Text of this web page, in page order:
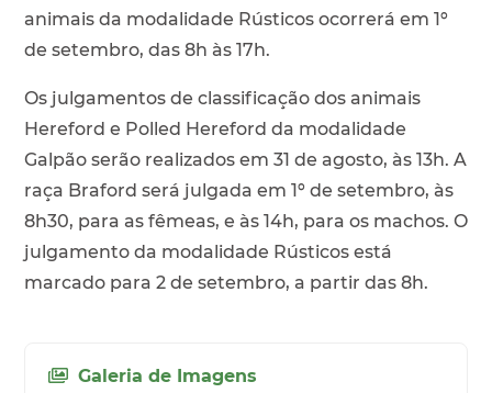
animais da modalidade Rústicos ocorrerá em 1º
de setembro, das 8h às 17h.
Os julgamentos de classificação dos animais
Hereford e Polled Hereford da modalidade
Galpão serão realizados em 31 de agosto, às 13h. A
raça Braford será julgada em 1º de setembro, às
8h30, para as fêmeas, e às 14h, para os machos. O
julgamento da modalidade Rústicos está
marcado para 2 de setembro, a partir das 8h.
Galeria de Imagens